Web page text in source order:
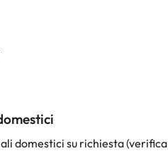
domestici su richiesta (verifica